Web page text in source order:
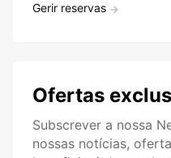
Gerir reservas
Ofertas
Subscrever a nossa
nossas notícias,